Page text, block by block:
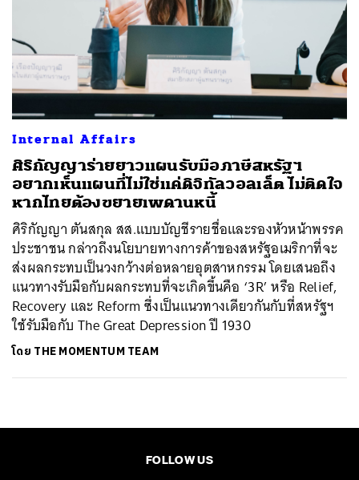
Internal Affairs
ศิริกัญญาร่ายยาวแผนรับมือภาษีสหรัฐฯ
อยากเห็นแผนที่ไม่ใช่แค่ดิจิทัลวอลเล็ต ไม่ติดใจ
หากไทยต้องขยายเพดานหนี้
ศิริกัญญา ตันสกุล สส.แบบบัญชีรายชื่อและรองหัวหน้าพรรค
ประชาชน กล่าวถึงนโยบายทางการค้าของสหรัฐอเมริกาที่จะ
ส่งผลกระทบเป็นวงกว้างต่อหลายอุตสาหกรรม โดยเสนอถึง
แนวทางรับมือกับผลกระทบที่จะเกิดขึ้นคือ ‘3R’ หรือ Relief,
Recovery และ Reform ซึ่งเป็นแนวทางเดียวกันกับที่สหรัฐฯ
ใช้รับมือกับ The Great Depression ปี 1930
โดย THE MOMENTUM TEAM
FOLLOW US